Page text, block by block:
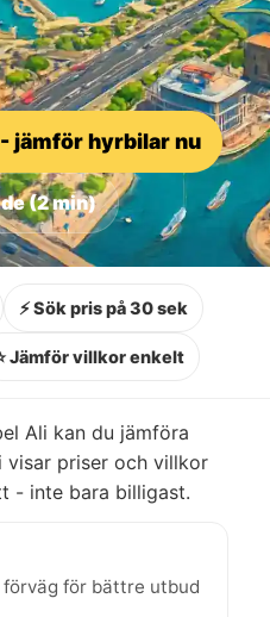
jämför hyrbilar nu
(2 min)
⚡ Sök pris på 30 sek
Jämför villkor enkelt
Ali kan du jämföra
visar priser och villkor
- inte bara billigast.
för bättre utbud